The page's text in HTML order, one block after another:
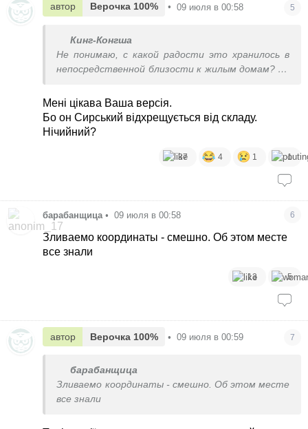
автор Верочка 100% • 09 июля в 00:58 5
Кинг-Конгша
Не понимаю, с какой радости это хранилось в
непосредственной близости к жилым домам? Ну
Мені цікава Ваша версія.
Бо он Сирський відхрещується від складу.
Нічийний?
37 4 1 1
барабанщица • 09 июля в 00:58 6
Зливаемо координаты - смешно. Об этом месте
все знали
13 5
автор Верочка 100% • 09 июля в 00:59 7
барабанщица
Зливаемо координаты - смешно. Об этом месте
все знали